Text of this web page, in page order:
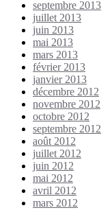
septembre 2013
juillet 2013
juin 2013
mai 2013
mars 2013
février 2013
janvier 2013
décembre 2012
novembre 2012
octobre 2012
septembre 2012
août 2012
juillet 2012
juin 2012
mai 2012
avril 2012
mars 2012